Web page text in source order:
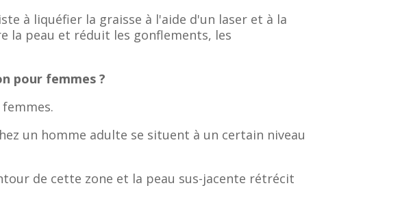
à liquéfier la graisse à l'aide d'un laser et à la
la peau et réduit les gonflements, les
pour femmes ?
un homme adulte se situent à un certain niveau
de cette zone et la peau sus-jacente rétrécit